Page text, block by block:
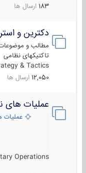
183 ارسال ها
دکترین و
مطالب و موضوعات
تاکتیکهای نظامی
& Tactics
12,050 ارسال ها
عملیات های
عملیات
Operations